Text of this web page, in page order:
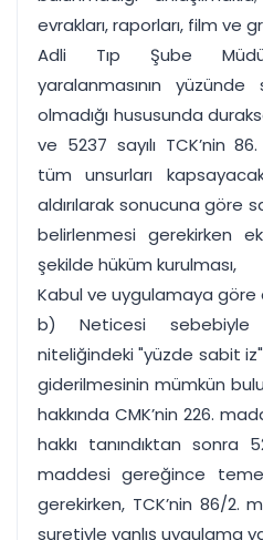
evrakları, raporları, film ve
Adli Tıp Şube
yaralanmasının
olmadığı hususunda
ve 5237 sayılı TCK’nin
tüm unsurları
aldırılarak sonucuna göre
belirlenmesi gerekirken
şekilde hüküm kurulması,
Kabul ve uygulamaya göre
b) Neticesi sebebiyle
niteliğindeki "yüzde sabit
giderilmesinin mümkün
hakkında CMK’nin 226.
hakkı tanındıktan sonra
maddesi gereğince
gerekirken, TCK’nin 86/2.
suretiyle yanlış uygulama